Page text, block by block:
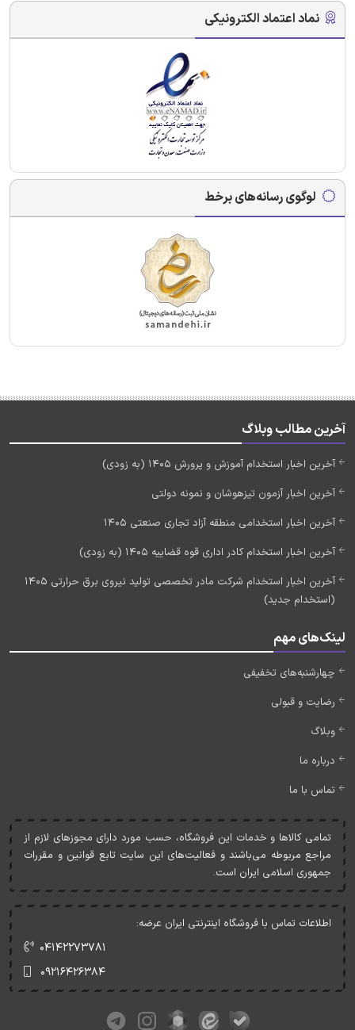
نماد اعتماد الکترونیکی
لوگوی رسانه‌های برخط
آخرین مطالب وبلاگ
آخرین اخبار استخدام آموزش و پرورش 1405 (به زودی)
آخرین اخبار آزمون تیزهوشان و نمونه دولتی
آخرین اخبار استخدامی منطقه آزاد تجاری صنعتی 1405
آخرین اخبار استخدام کادر اداری قوه قضاییه 1405 (به زودی)
آخرین اخبار استخدام شرکت مادر تخصصی تولید نیروی برق حرارتی 1405
(استخدام جدید)
لینک‌های مهم
چهارشنبه‌های تخفیفی
رضایت و قبولی
وبلاگ
درباره ما
تماس با ما
تمامی کالاها و خدمات اين فروشگاه، حسب مورد دارای مجوزهای لازم از
مراجع مربوطه می‌باشند و فعاليت‌های اين سايت تابع قوانين و مقررات
جمهوری اسلامی ايران است.
اطلاعات تماس با فروشگاه اینترنتی ایران عرضه:
۰۴۱۴۲۲۷۳۷۸۱
۰۹۲۱۶۴۲۶۳۸۴